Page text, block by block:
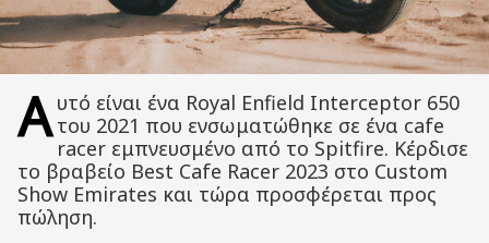
Α υτό είναι ένα Royal Enfield Interceptor 650
του 2021 που ενσωματώθηκε σε ένα cafe
racer εμπνευσμένο από το Spitfire. Κέρδισε
το βραβείο Best Cafe Racer 2023 στο Custom
Show Emirates και τώρα προσφέρεται προς
πώληση.